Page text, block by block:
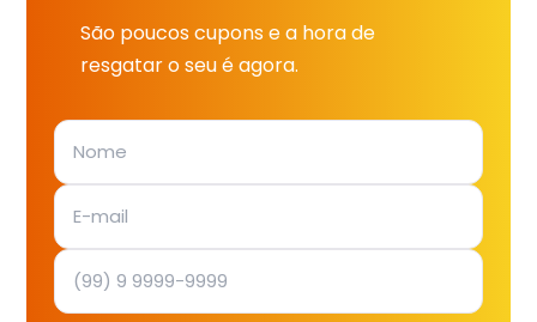
São poucos cupons e a hora de
resgatar o seu é agora.